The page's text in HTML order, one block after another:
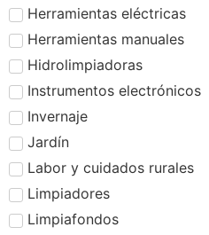
Herramientas eléctricas
Herramientas manuales
Hidrolimpiadoras
Instrumentos electrónicos
Invernaje
Jardín
Labor y cuidados rurales
Limpiadores
Limpiafondos